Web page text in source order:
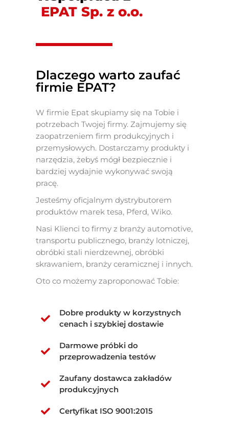
EPAT Sp. z o.o.
Dlaczego warto zaufać
firmie EPAT?
W firmie Epat skupiamy się na Tobie i
potrzebach Twojej firmy. Zajmujemy się
zaopatrzeniem firm produkcyjnych i
przemysłowych. Dostarczamy produkty i
narzędzia, żebyś mógł bezpiecznie i
bardziej wydajnie wykonywać swoją
pracę.
Jesteśmy oficjalnym dystrybutorem
produktów marek tesa, Pferd, Wiko.
Nasi Klienci to firmy z branży automotive,
transportu publicznego, branży lotniczej,
obróbki stali nierdzewnej, obróbki
skrawaniem, branży ceramicznej i innych.
Oto co możemy zaproponować Tobie:
Dobre produkty w korzystnych
cenach i szybkiej dostawie
Darmowe próbki do
przeprowadzenia testów
Zaufany dostawca zakładów
produkcyjnych
Certyfikat ISO 9001:2015